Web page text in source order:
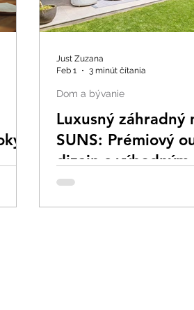
Luxusný záhradný
SUNS: Prémiový
dizajn s výhodným
nákupom v outlete
Dom a bývanie
Just Zuzana
Feb 1
3 minút čítania